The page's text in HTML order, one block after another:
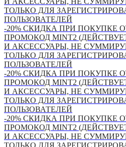
ТОЛЬКО ДЛЯ
ПОЛЬЗОВАТЕЛЕЙ
-20% СКИДКА ПРИ ПОКУПКЕ
ПРОМОКОД MINT2
И АКСЕССУАРЫ, НЕ
ТОЛЬКО ДЛЯ
ПОЛЬЗОВАТЕЛЕЙ
-20% СКИДКА ПРИ ПОКУПКЕ
ПРОМОКОД MINT2
И АКСЕССУАРЫ, НЕ
ТОЛЬКО ДЛЯ
ПОЛЬЗОВАТЕЛЕЙ
-20% СКИДКА ПРИ ПОКУПКЕ
ПРОМОКОД MINT2
И АКСЕССУАРЫ, НЕ
ТОЛЬКО ДЛЯ